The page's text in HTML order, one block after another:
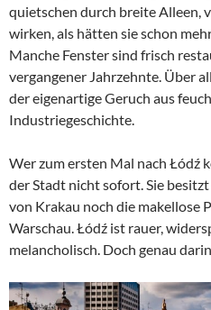
quietschen durch breite Alleen,
wirken, als hätten sie schon
Manche Fenster sind frisch
vergangener Jahrzehnte. Über
der eigenartige Geruch aus
Industriegeschichte.
Wer zum ersten Mal nach Łódź
der Stadt nicht sofort. Sie
von Krakau noch die makellose
Warschau. Łódź ist rauer,
melancholisch. Doch genau